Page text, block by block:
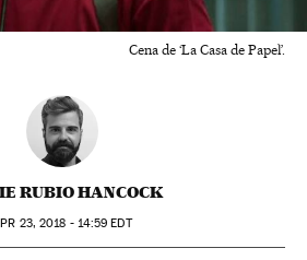
Cena de ‘La Casa de Papel’.
RUBIO HANCOCK
23, 2018 - 14:59 EDT